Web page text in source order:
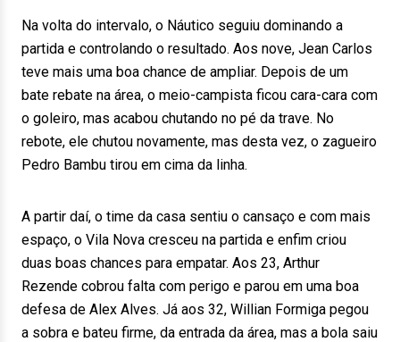
Na volta do intervalo, o Náutico seguiu dominando a
partida e controlando o resultado. Aos nove, Jean Carlos
teve mais uma boa chance de ampliar. Depois de um
bate rebate na área, o meio-campista ficou cara-cara com
o goleiro, mas acabou chutando no pé da trave. No
rebote, ele chutou novamente, mas desta vez, o zagueiro
Pedro Bambu tirou em cima da linha.
A partir daí, o time da casa sentiu o cansaço e com mais
espaço, o Vila Nova cresceu na partida e enfim criou
duas boas chances para empatar. Aos 23, Arthur
Rezende cobrou falta com perigo e parou em uma boa
defesa de Alex Alves. Já aos 32, Willian Formiga pegou
a sobra e bateu firme, da entrada da área, mas a bola saiu